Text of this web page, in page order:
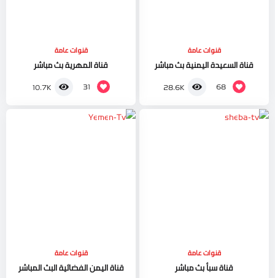
قنوات عامة
قناة السعيدة اليمنية بث مباشر
68
28.6K
قنوات عامة
قناة المهرية بث مباشر
31
10.7K
قنوات عامة
قناة سبأ بث مباشر
قنوات عامة
قناة اليمن الفضائية البث المباشر